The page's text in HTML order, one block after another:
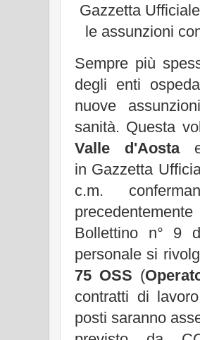
Gazzetta
le assunzioni
Sempre più
degli enti
nuove
sanità. Questa
Valle d'Aostae
in Gazzetta
c.m.
Bollettino n° 9
personale si
75 OSS (
contratti di
posti saranno